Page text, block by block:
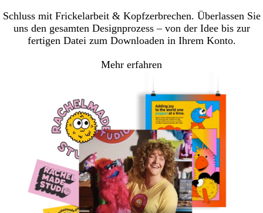
Schluss mit Frickelarbeit & Kopfzerbrechen. Überlassen Sie
uns den gesamten Designprozess – von der Idee bis zur
fertigen Datei zum Downloaden in Ihrem Konto.
Mehr erfahren